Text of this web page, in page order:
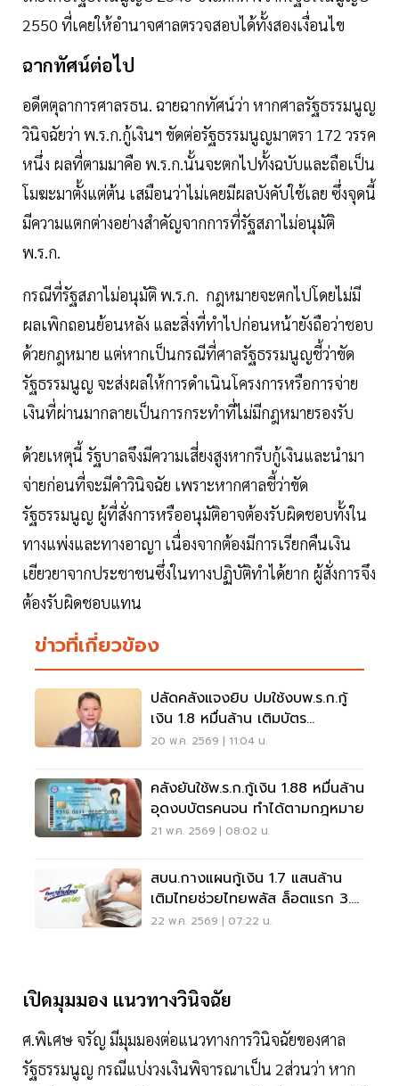
2550 ที่เคยให้อำนาจศาลตรวจสอบได้ทั้งสองเงื่อนไข
ฉากทัศน์ต่อไป
อดีตตุลาการศาลรธน. ฉายฉากทัศน์ว่า หากศาลรัฐธรรมนูญ
วินิจฉัยว่า พ.ร.ก.กู้เงินฯ ขัดต่อรัฐธรรมนูญมาตรา 172 วรรค
หนึ่ง ผลที่ตามมาคือ พ.ร.ก.นั้นจะตกไปทั้งฉบับและถือเป็น
โมฆะมาตั้งแต่ต้น เสมือนว่าไม่เคยมีผลบังคับใช้เลย ซึ่งจุดนี้
มีความแตกต่างอย่างสำคัญจากการที่รัฐสภาไม่อนุมัติ
พ.ร.ก.
กรณีที่รัฐสภาไม่อนุมัติ พ.ร.ก. กฎหมายจะตกไปโดยไม่มี
ผลเพิกถอนย้อนหลัง และสิ่งที่ทำไปก่อนหน้ายังถือว่าชอบ
ด้วยกฎหมาย แต่หากเป็นกรณีที่ศาลรัฐธรรมนูญชี้ว่าขัด
รัฐธรรมนูญ จะส่งผลให้การดำเนินโครงการหรือการจ่าย
เงินที่ผ่านมากลายเป็นการกระทำที่ไม่มีกฎหมายรองรับ
ด้วยเหตุนี้ รัฐบาลจึงมีความเสี่ยงสูงหากรีบกู้เงินและนำมา
จ่ายก่อนที่จะมีคำวินิจฉัย เพราะหากศาลชี้ว่าขัด
รัฐธรรมนูญ ผู้ที่สั่งการหรืออนุมัติอาจต้องรับผิดชอบทั้งใน
ทางแพ่งและทางอาญา เนื่องจากต้องมีการเรียกคืนเงิน
เยียวยาจากประชาชนซึ่งในทางปฏิบัติทำได้ยาก ผู้สั่งการจึง
ต้องรับผิดชอบแทน
ข่าวที่เกี่ยวข้อง
ปลัดคลังแจงยิบ ปมใช้งบพ.ร.ก.กู้
เงิน 1.8 หมื่นล้าน เติมบัตร
สวัสดิการ
20 พ.ค. 2569 | 11:04 น.
คลังยันใช้พ.ร.ก.กู้เงิน 1.88 หมื่นล้าน
อุดงบบัตรคนจน ทำได้ตามกฎหมาย
21 พ.ค. 2569 | 08:02 น.
สบน.กางแผนกู้เงิน 1.7 แสนล้าน
เติมไทยช่วยไทยพลัส ล็อตแรก 3.5
หมื่นล้าน
22 พ.ค. 2569 | 07:22 น.
เปิดมุมมอง แนวทางวินิจฉัย
ศ.พิเศษ จรัญ มีมุมมองต่อแนวทางการวินิจฉัยของศาล
รัฐธรรมนูญ กรณีแบ่งวงเงินพิจารณาเป็น 2ส่วนว่า หาก